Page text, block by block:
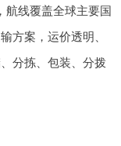
航线覆盖全球主要国
方案，运价透明、
分拣、包装、分拨